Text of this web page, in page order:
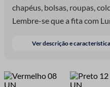
chapéus, bolsas, roupas,
Lembre-se que a fita com
casamento.
Ver descrição e